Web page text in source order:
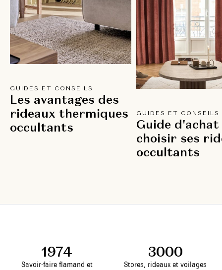
GUIDES ET CONSEILS
Les avantages des
rideaux thermiques
occultants
GUIDES ET CONSEILS
Guide d'achat
choisir ses
occultants
1974
Savoir-faire flamand et
3000
Stores, rideaux et voilages